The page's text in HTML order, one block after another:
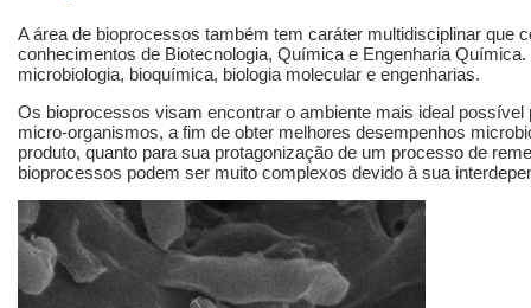
A área de bioprocessos também tem caráter multidisciplinar que
conhecimentos de Biotecnologia, Química e Engenharia
microbiologia, bioquímica, biologia molecular e engenharias.
Os bioprocessos visam encontrar o ambiente mais ideal
micro-organismos, a fim de obter melhores desempenhos
produto, quanto para sua protagonização de um processo de
bioprocessos podem ser muito complexos devido à sua